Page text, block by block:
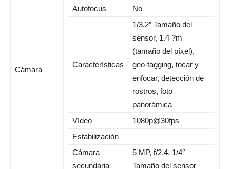
Cámara
Autofocus
No
Características
1/3.2″ Tamaño del
sensor, 1.4 ?m
(tamaño del píxel),
geo-tagging, tocar y
enfocar, detección de
rostros, foto
panorámica
Vídeo
1080p@30fps
Estabilización
Cámara
secundaria
5 MP, f/2.4, 1/4″
Tamaño del sensor